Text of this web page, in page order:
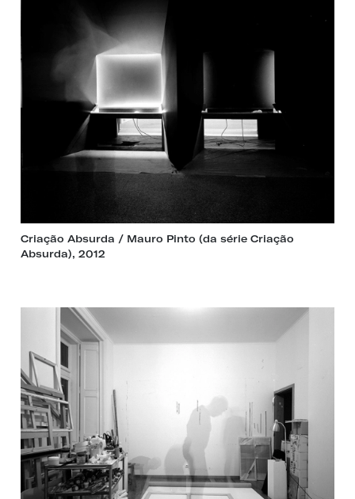
Criação Absurda / Mauro Pinto (da série Criação
Absurda), 2012